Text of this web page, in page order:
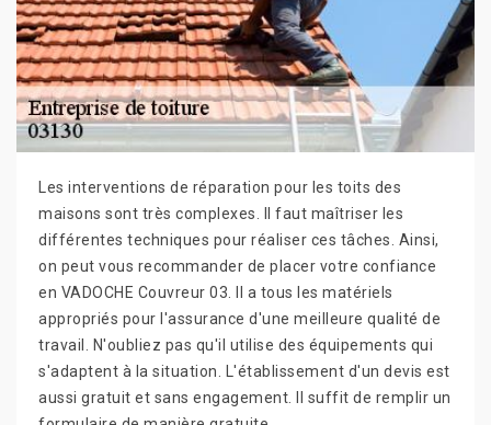
Les interventions de réparation pour les toits des
maisons sont très complexes. Il faut maîtriser les
différentes techniques pour réaliser ces tâches. Ainsi,
on peut vous recommander de placer votre confiance
en VADOCHE Couvreur 03. Il a tous les matériels
appropriés pour l'assurance d'une meilleure qualité de
travail. N'oubliez pas qu'il utilise des équipements qui
s'adaptent à la situation. L'établissement d'un devis est
aussi gratuit et sans engagement. Il suffit de remplir un